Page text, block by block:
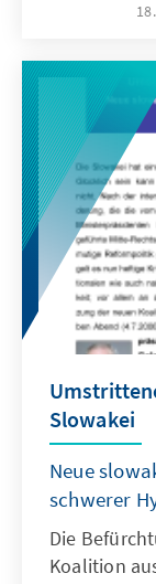
Slowakei
Neue
schwerer
Die
Koalition